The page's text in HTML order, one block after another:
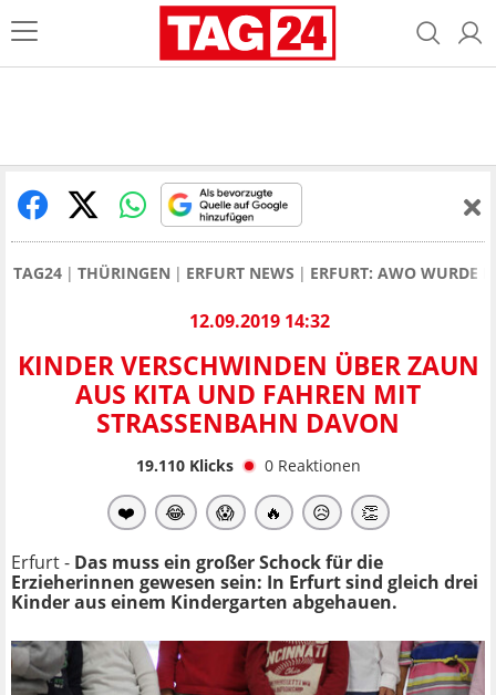
TAG24 THÜRINGEN ERFURT NEWS ERFURT: AWO WURDE
12.09.2019 14:32
KINDER VERSCHWINDEN ÜBER ZAUN
AUS KITA UND FAHREN MIT
STRASSENBAHN DAVON
19.110Klicks 0 Reaktionen
❤️ 😂 😱 🔥 😥 👏
Erfurt - Das muss ein großer Schock für die
Erzieherinnen gewesen sein: In Erfurt sind gleich drei
Kinder aus einem Kindergarten abgehauen.